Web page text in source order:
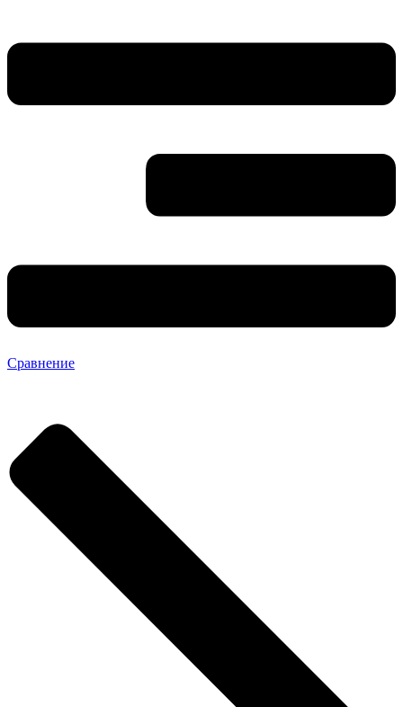
Сравнение